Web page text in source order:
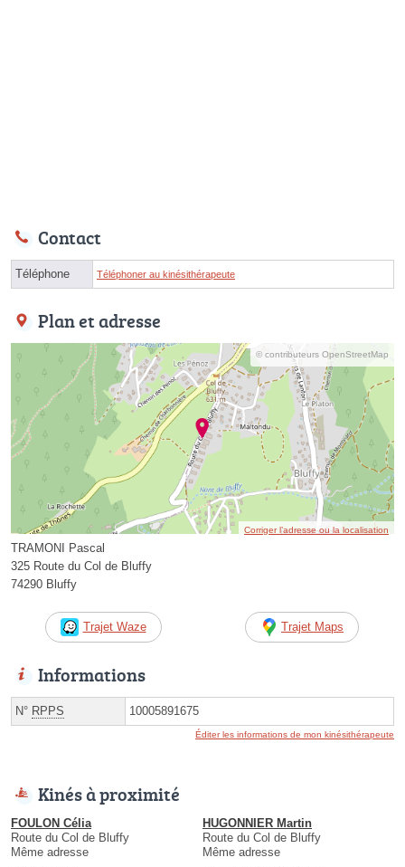
Contact
Téléphone Téléphoner au kinésithérapeute
Plan et adresse
© contributeurs OpenStreetMap
Corriger l’adresse ou la localisation
TRAMONI Pascal
325 Route du Col de Bluffy
74290 Bluffy
Trajet Waze Trajet Maps
Informations
N° RPPS 10005891675
Éditer les informations de mon kinésithérapeute
Kinés à proximité
FOULON Célia
Route du Col de Bluffy
Même adresse
HUGONNIER Martin
Route du Col de Bluffy
Même adresse